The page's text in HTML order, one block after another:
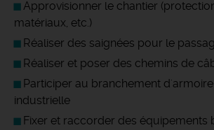
Approvisionner le chantier
matériaux, etc.)
Réaliser des saignées pour le
Réaliser et poser des chemins de
Participer au branchement
industrielle
Fixer et raccorder des équipements